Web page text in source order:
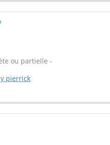
ou partielle -
pierrick